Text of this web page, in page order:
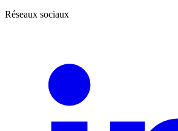
Réseaux sociaux